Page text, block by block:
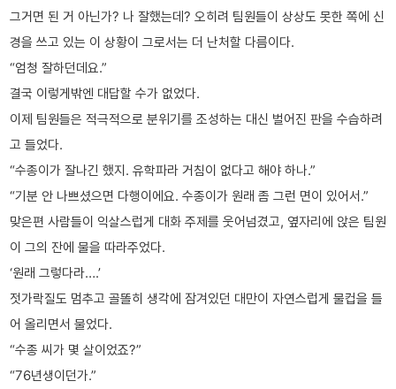
그거면 된 거 아닌가? 나 잘했는데? 오히려 팀원들이 상상도 못한 쪽에 신
경을 쓰고 있는 이 상황이 그로서는 더 난처할 다름이다.
“엄청 잘하던데요.”
결국 이렇게밖엔 대답할 수가 없었다.
이제 팀원들은 적극적으로 분위기를 조성하는 대신 벌어진 판을 수습하려
고 들었다.
“수종이가 잘나긴 했지. 유학파라 거침이 없다고 해야 하나.”
“기분 안 나쁘셨으면 다행이에요. 수종이가 원래 좀 그런 면이 있어서.”
맞은편 사람들이 익살스럽게 대화 주제를 웃어넘겼고, 옆자리에 앉은 팀원
이 그의 잔에 물을 따라주었다.
‘원래 그렇다라….’
젓가락질도 멈추고 골똘히 생각에 잠겨있던 대만이 자연스럽게 물컵을 들
어 올리면서 물었다.
“수종 씨가 몇 살이었죠?”
“76년생이던가.”